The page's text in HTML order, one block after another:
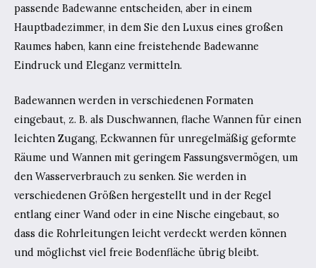
passende Badewanne entscheiden, aber in einem
Hauptbadezimmer, in dem Sie den Luxus eines großen
Raumes haben, kann eine freistehende Badewanne
Eindruck und Eleganz vermitteln.
Badewannen werden in verschiedenen Formaten
eingebaut, z. B. als Duschwannen, flache Wannen für einen
leichten Zugang, Eckwannen für unregelmäßig geformte
Räume und Wannen mit geringem Fassungsvermögen, um
den Wasserverbrauch zu senken. Sie werden in
verschiedenen Größen hergestellt und in der Regel
entlang einer Wand oder in eine Nische eingebaut, so
dass die Rohrleitungen leicht verdeckt werden können
und möglichst viel freie Bodenfläche übrig bleibt.